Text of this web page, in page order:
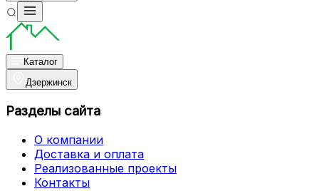
Каталог
Дзержинск
Разделы сайта
О компании
Доставка и оплата
Реализованные проекты
Контакты